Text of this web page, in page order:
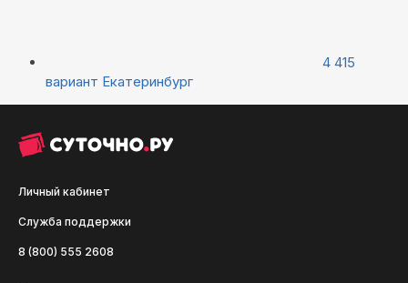
4 415
вариант Екатеринбург
Личный кабинет
Служба поддержки
8 (800) 555 2608